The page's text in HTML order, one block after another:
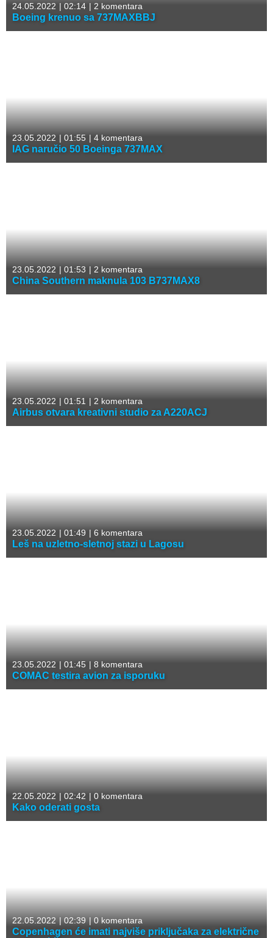
24.05.2022 | 02:14 | 2 komentara
Boeing krenuo sa 737MAXBBJ
23.05.2022 | 01:55 | 4 komentara
IAG naručio 50 Boeinga 737MAX
23.05.2022 | 01:53 | 2 komentara
China Southern maknula 103 B737MAX8
23.05.2022 | 01:51 | 2 komentara
Airbus otvara kreativni studio za A220ACJ
23.05.2022 | 01:49 | 6 komentara
Leš na uzletno-sletnoj stazi u Lagosu
23.05.2022 | 01:45 | 8 komentara
COMAC testira avion za isporuku
22.05.2022 | 02:42 | 0 komentara
Kako oderati gosta
22.05.2022 |02:39 |0 komentara
Copenhagen će imati najviše priključaka za električne